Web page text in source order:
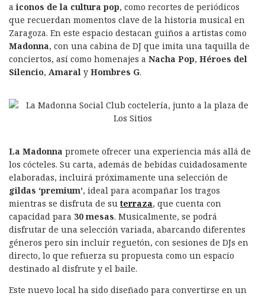
aiconos de la cultura pop, como recortes de periódicos
que recuerdan momentos clave de la historia musical en
Zaragoza. En este espacio destacan guiños a artistas como
Madonna, con una cabina de DJ que imita una taquilla de
conciertos, así como homenajes a Nacha Pop, Héroes del
Silencio, Amaral y Hombres G.
La Madonna promete ofrecer una experiencia más allá de
los cócteles. Su carta, además de bebidas cuidadosamente
elaboradas, incluirá próximamente una selección de
gildas ‘premium’, ideal para acompañar los tragos
mientras se disfruta de su terraza, que cuenta con
capacidad para 30 mesas. Musicalmente, se podrá
disfrutar de una selección variada, abarcando diferentes
géneros pero sin incluir reguetón, con sesiones de DJs en
directo, lo que refuerza su propuesta como un espacio
destinado al disfrute y el baile.
Este nuevo local ha sido diseñado para convertirse en un